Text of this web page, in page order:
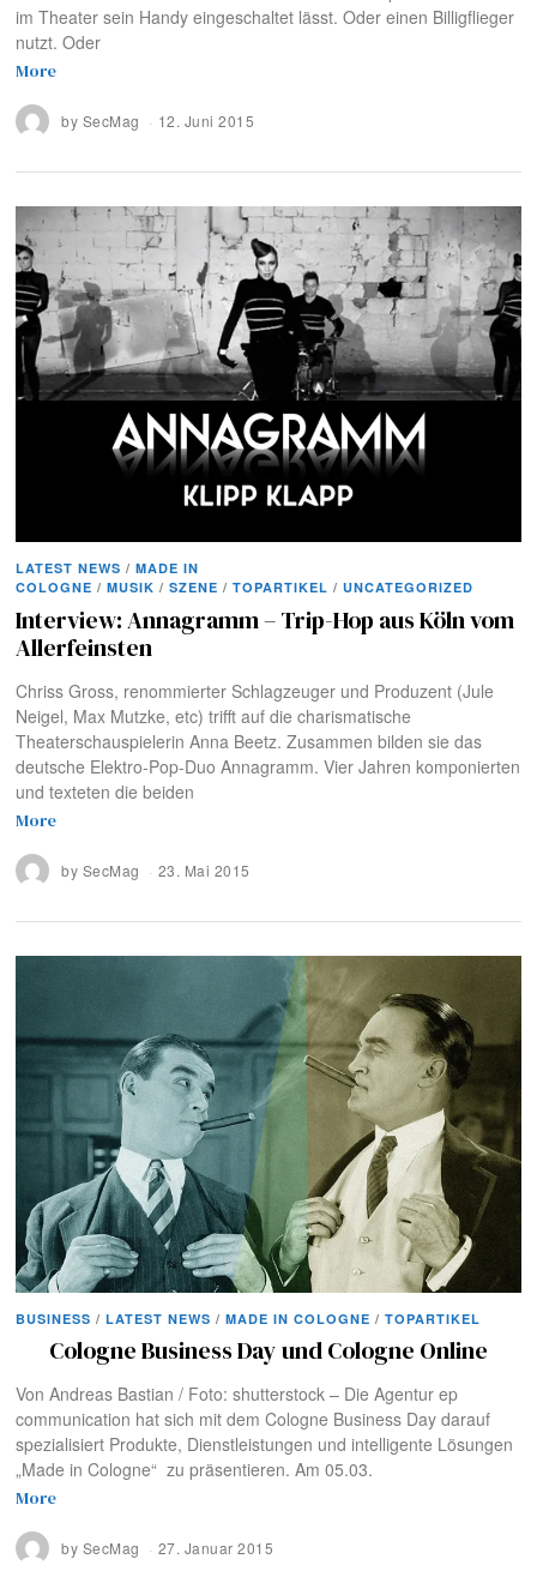
im Theater sein Handy eingeschaltet lässt. Oder einen Billigflieger
nutzt. Oder
More
by SecMag 12. Juni 2015
LATEST NEWS / MADE IN
COLOGNE / MUSIK / SZENE / TOPARTIKEL / UNCATEGORIZED
Interview: Annagramm – Trip-Hop aus Köln vom
Allerfeinsten
Chriss Gross, renommierter Schlagzeuger und Produzent (Jule
Neigel, Max Mutzke, etc) trifft auf die charismatische
Theaterschauspielerin Anna Beetz. Zusammen bilden sie das
deutsche Elektro-Pop-Duo Annagramm. Vier Jahren komponierten
und texteten die beiden
More
by SecMag 23. Mai 2015
BUSINESS / LATEST NEWS / MADE IN COLOGNE / TOPARTIKEL
Cologne Business Day und Cologne Online
Von Andreas Bastian / Foto: shutterstock – Die Agentur ep
communication hat sich mit dem Cologne Business Day darauf
spezialisiert Produkte, Dienstleistungen und intelligente Lösungen
„Made in Cologne“ zu präsentieren. Am 05.03.
More
by SecMag 27. Januar 2015